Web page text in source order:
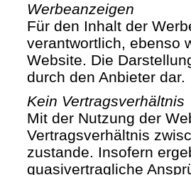
Werbeanzeigen
Für den Inhalt der
verantwortlich, ebenso
Website. Die
durch den Anbieter dar.
Kein Vertragsverhältnis
Mit der Nutzung der
Vertragsverhältnis
zustande. Insofern
quasivertragliche